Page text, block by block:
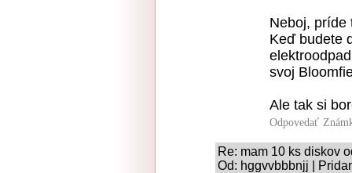
Neboj, príde
Keď budete
svoj
Ale tak si
Odpovedať
Re: mam 10 ks diskov
Od: hggvvbbbnjj |